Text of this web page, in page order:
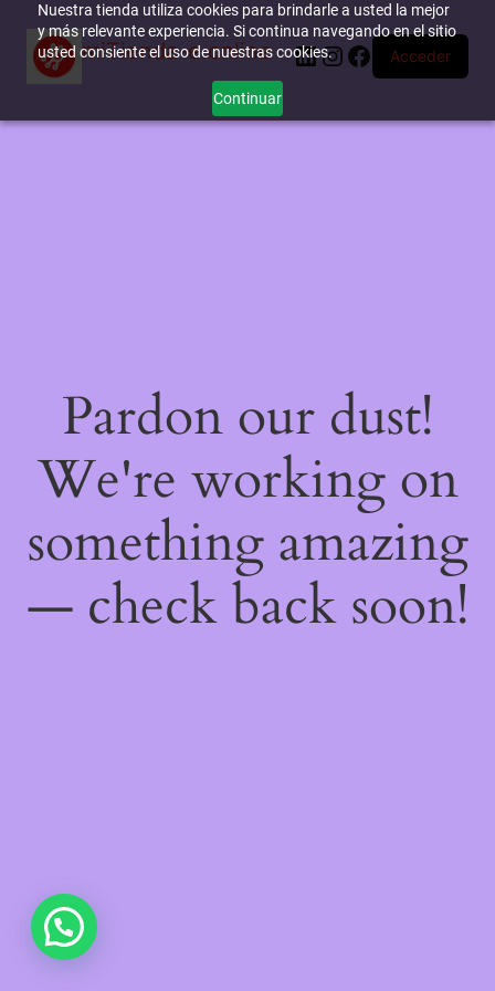
Nuestra tienda utiliza cookies para brindarle a usted la mejor
y más relevante experiencia. Si continua navegando en el sitio
usted consiente el uso de nuestras cookies.
Continuar
miTienda-e.online LinkedIn
Instagram
Facebook
Acceder
Pardon our dust!
We're working on
something amazing
— check back soon!